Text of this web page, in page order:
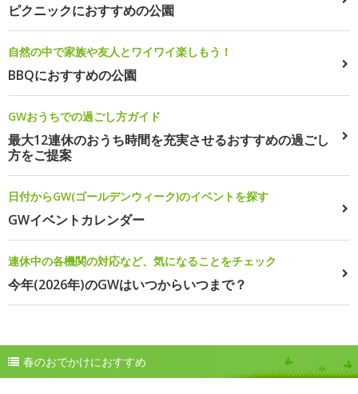
ピクニックにおすすめの公園
自然の中で家族や友人とワイワイ楽しもう！
BBQにおすすめの公園
GWおうちでの過ごし方ガイド
最大12連休のおうち時間を充実させるおすすめの過ごし
方をご提案
日付からGW(ゴールデンウィーク)のイベントを探す
GWイベントカレンダー
連休中の各機関の対応など、気になることをチェック
今年(2026年)のGWはいつからいつまで？
春のおでかけにおすすめ